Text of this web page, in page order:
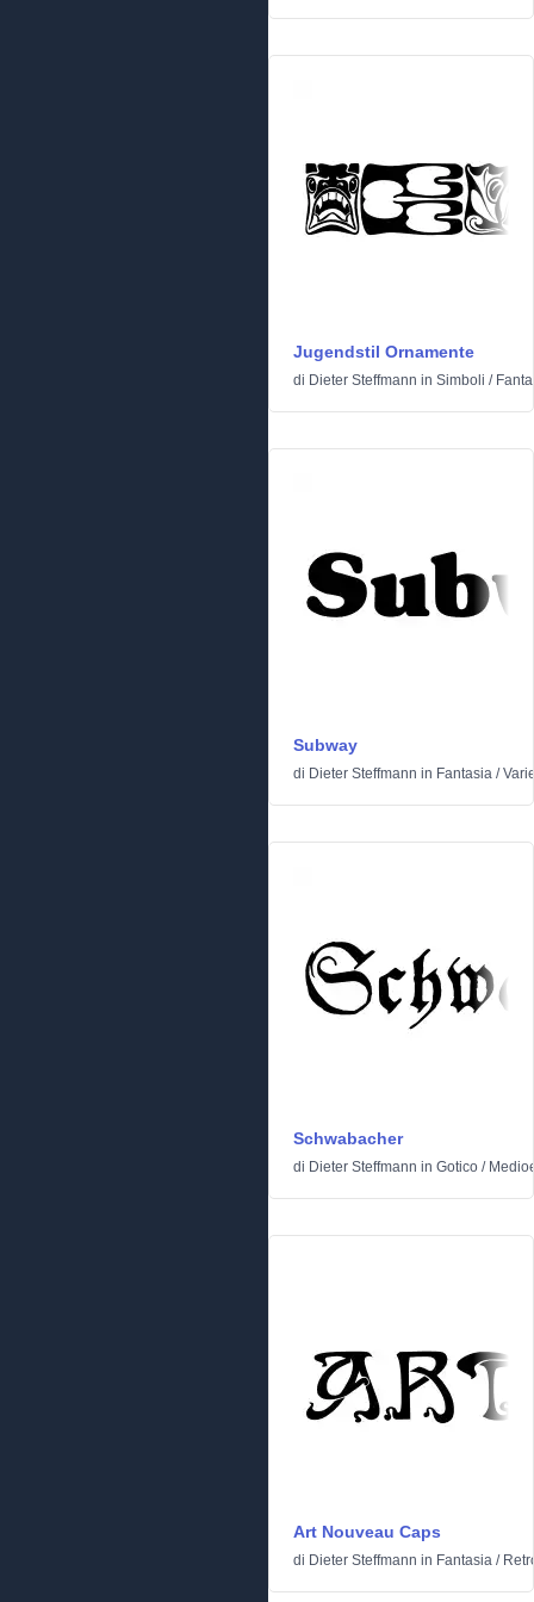
Jugendstil Ornamente
di Dieter Steffmann in Simboli /
Subway
di Dieter Steffmann in Fantasia /
Schwabacher
di Dieter Steffmann in Gotico /
Art Nouveau Caps
di Dieter Steffmann in Fantasia /